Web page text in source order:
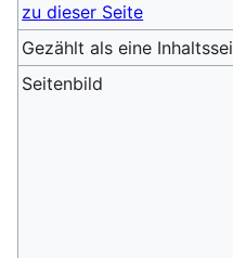
zu dieser Seite
Gezählt als eine
Seitenbild